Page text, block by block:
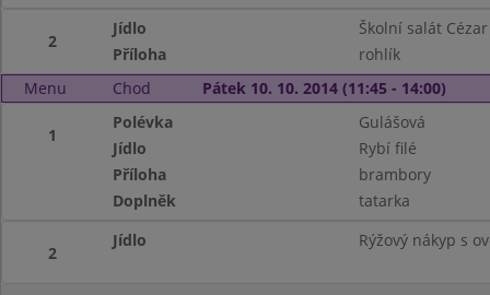
2
Jídlo
Školní salát Cézar
Příloha
rohlík
Menu
Chod Pátek 10. 10. 2014 (11:45 - 14:00)
1
Polévka
Gulášová
Jídlo
Rybí filé
Příloha
brambory
Doplněk
tatarka
2
Jídlo Rýžový nákyp s